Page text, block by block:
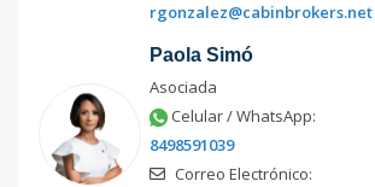
rgonzalez@cabinbrokers.net
Paola Simó
Asociada
Celular / WhatsApp:
8498591039
Correo Electrónico: